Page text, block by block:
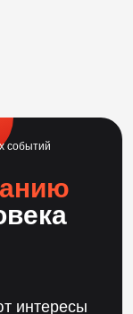
событий
интересы